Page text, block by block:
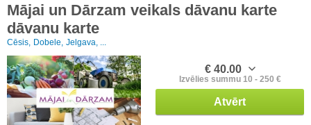
Mājai un Dārzam veikals dāvanu karte
dāvanu karte
Cēsis, Dobele, Jelgava, ...
€ 40.00
Izvēlies summu 10 - 250 €
Atvērt